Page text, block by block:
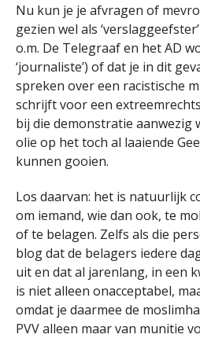
Nu kun je je afvragen of
gezien wel als
o.m. De Telegraaf en het AD
‘journaliste’) of dat je in dit
spreken over een racistische
schrijft voor een
bij die demonstratie aanwezig
olie op het toch al laaiende
kunnen gooien.
Los daarvan: het is natuurlijk
om iemand, wie dan ook, te
of te belagen. Zelfs als die
blog dat de belagers iedere
uit en dat al jarenlang, in een
is niet alleen onacceptabel,
omdat je daarmee de
PVV alleen maar van munitie